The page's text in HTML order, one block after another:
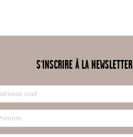
S'INSCRIRE À LA NEWSLETTER